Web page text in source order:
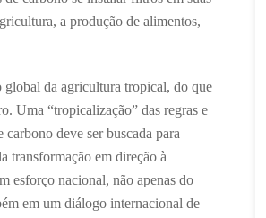
a produção de alimentos,
da agricultura tropical, do que
Uma “tropicalização” das regras e
deve ser buscada para
transformação em direção à
esforço nacional, não apenas do
em um diálogo internacional de